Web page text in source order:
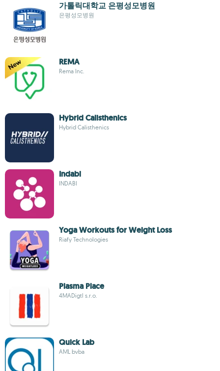
가톨릭대학교 은평성모병원
은평성모병원
REMA
Rema Inc.
Hybrid Calisthenics
Hybrid Calisthenics
Indabi
INDABI
Yoga Workouts for Weight Loss
Riafy Technologies
Plasma Place
4MADigtl s.r.o.
Quick Lab
AML bvba